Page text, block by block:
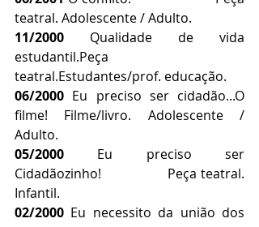
teatral. Adolescente / Adulto.
11/2000 Qualidade de vida
estudantil.Peça
teatral.Estudantes/prof. educação.
06/2000 Eu preciso ser cidadão...O
filme! Filme/livro. Adolescente /
Adulto.
05/2000 Eu preciso ser
Cidadãozinho!                 Peça teatral.
Infantil.
02/2000 Eu necessito da união dos